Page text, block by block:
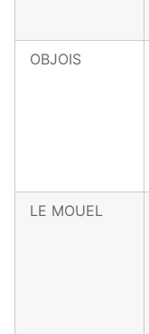
OBJOIS
LE MOUEL